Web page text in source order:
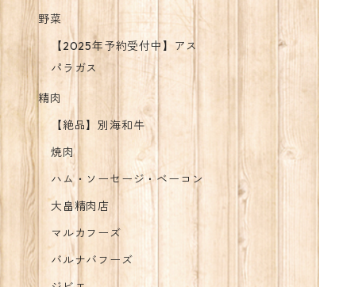
野菜
【2025年予約受付中】アス
パラガス
精肉
【絶品】別海和牛
焼肉
ハム・ソーセージ・ベーコン
大畠精肉店
マルカフーズ
バルナバフーズ